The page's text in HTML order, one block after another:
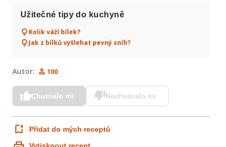
Užitečné tipy do kuchyně
Kolik váží bílek?
Jak z bílků vyšlehat pevný sníh?
Autor: 100
Chutnalo mi Nechutnalo mi
Přidat do mých receptů